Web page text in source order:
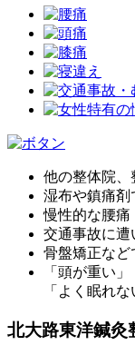
他の整体院、
湿布や鎮痛剤
慢性的な腰痛
交通事故に遭
骨盤矯正など
「頭が重い
「よく眠れ
北大路東洋鍼灸